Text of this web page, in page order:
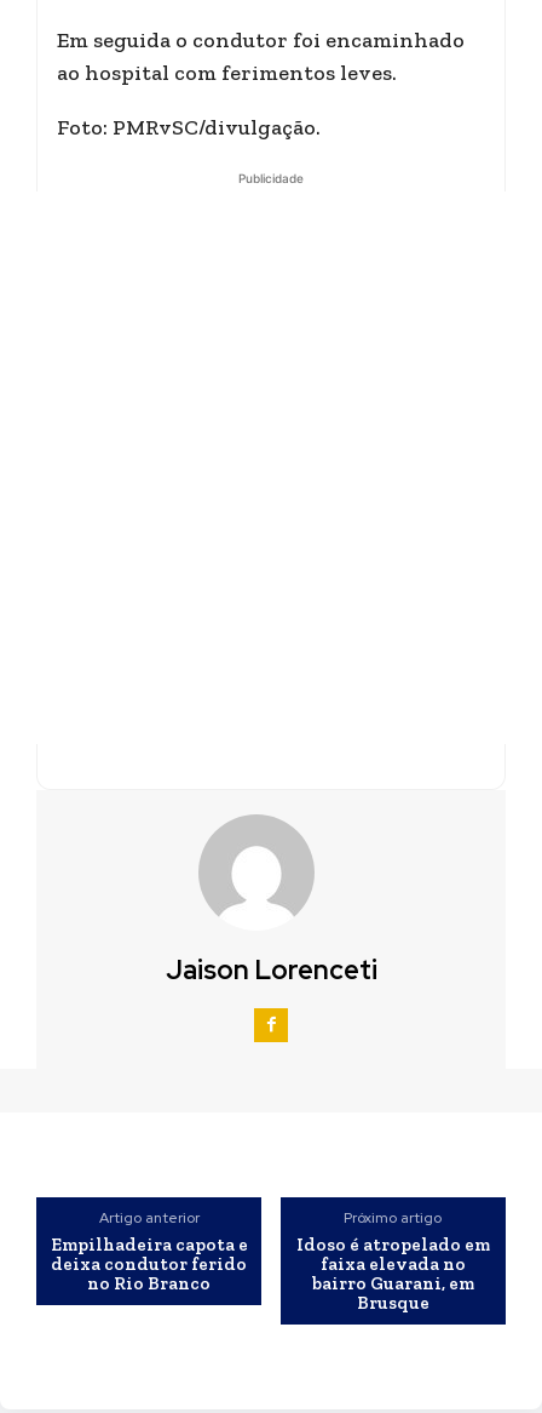
Em seguida o condutor foi encaminhado
ao hospital com ferimentos leves.
Foto: PMRvSC/divulgação.
Publicidade
Jaison Lorenceti
Artigo anterior
Empilhadeira capota e
deixa condutor ferido
no Rio Branco
Próximo artigo
Idoso é atropelado em
faixa elevada no
bairro Guarani, em
Brusque